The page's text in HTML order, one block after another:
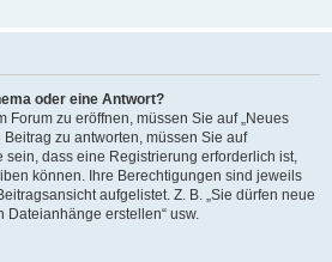
oder eine Antwort?
Forum zu eröffnen, müssen Sie auf „Neues
zu antworten, müssen Sie auf
sein, dass eine Registrierung erforderlich ist,
können. Ihre Berechtigungen sind jeweils
aufgelistet. Z. B. „Sie dürfen neue
Dateianhänge erstellen“ usw.